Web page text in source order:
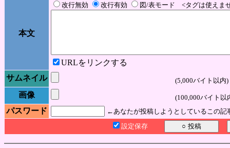
本文
改行無効 改行有効 図/表モード <タグは使えま
URLをリンクする
サムネイル
(5,000バイト以内)
画像 (100,000バイト以
パスワード
←あなたが投稿しようとしているこの記
設定保存